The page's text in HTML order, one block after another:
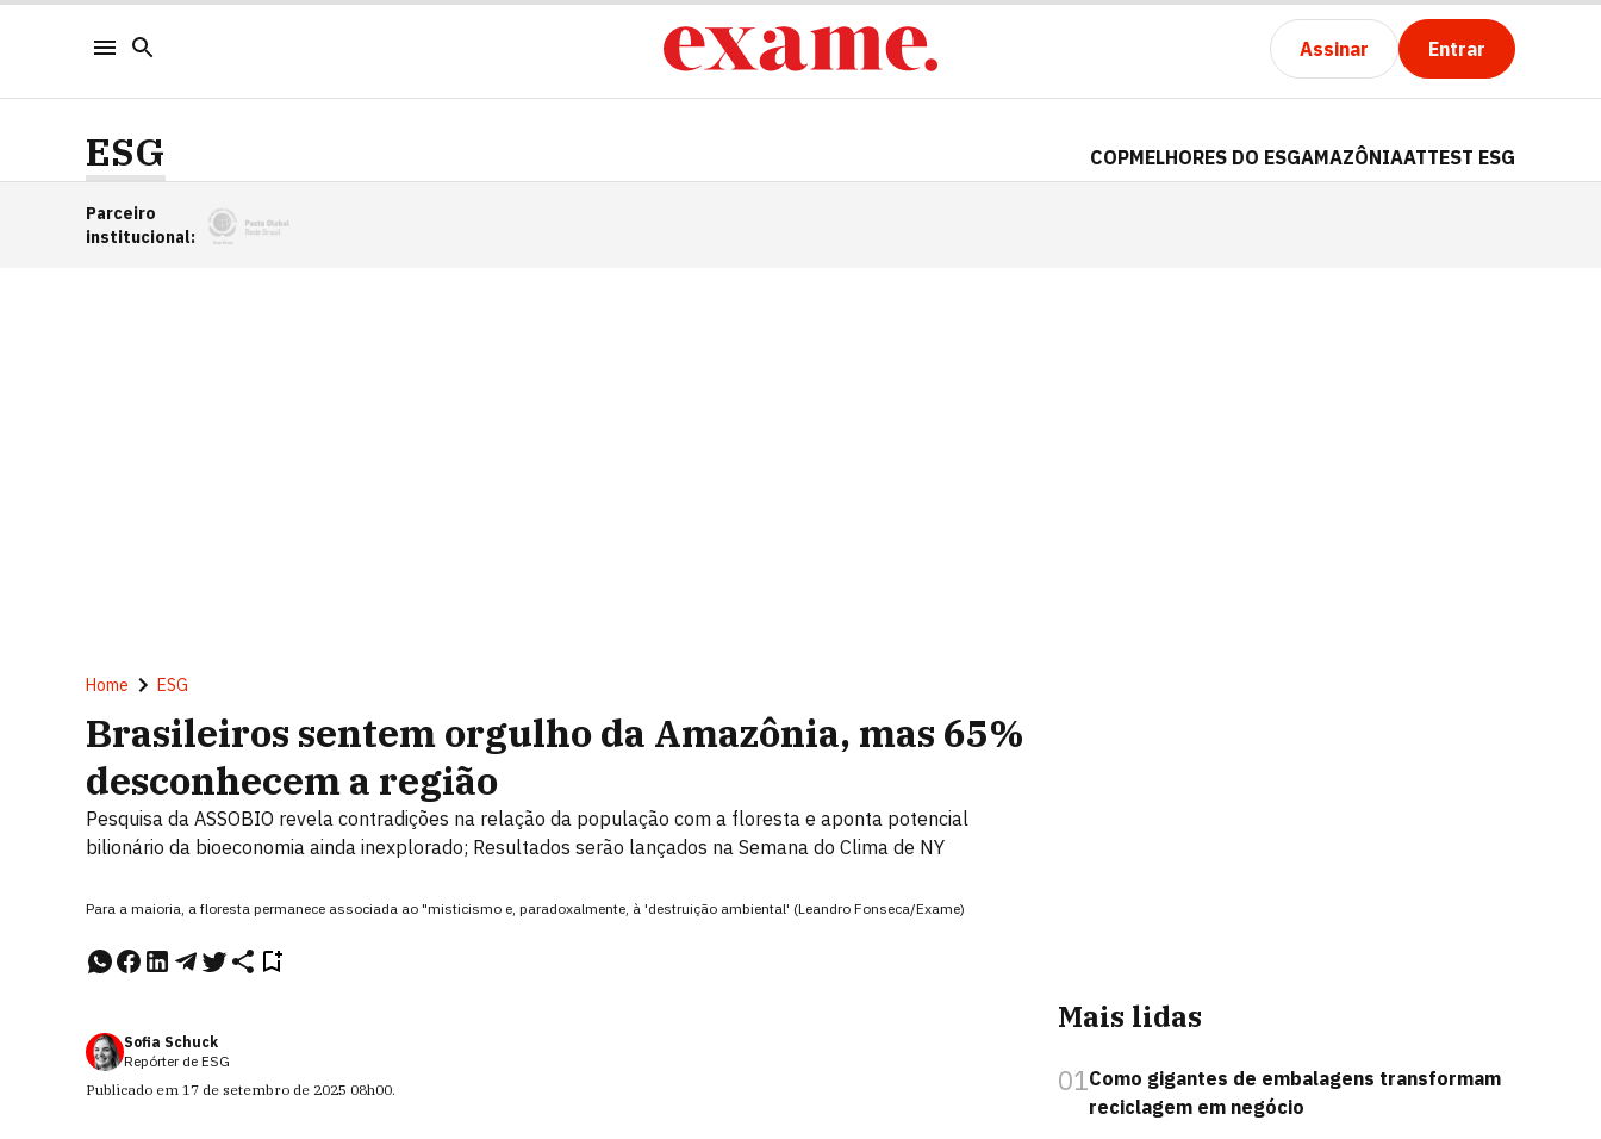
Assinar Entrar
ESG COPMELHORES DO ESGAMAZÔNIAATTEST ESG
Parceiro
institucional:
Home ESG
Brasileiros sentem orgulho da Amazônia, mas 65%
desconhecem a região
Pesquisa da ASSOBIO revela contradições na relação da população com a floresta e aponta potencial
bilionário da bioeconomia ainda inexplorado; Resultados serão lançados na Semana do Clima de NY
Para a maioria, a floresta permanece associada ao "misticismo e, paradoxalmente, à 'destruição ambiental' (Leandro Fonseca/Exame)
Sofia Schuck
Repórter de ESG
Publicado em 17 de setembro de 2025 08h00.
Mais lidas
01Como gigantes de embalagens transformam
reciclagem em negócio